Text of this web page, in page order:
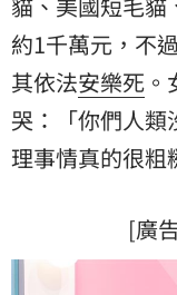
約1千萬元，不
其依法安樂死
哭：「你們人類
理事情真的很粗
[廣